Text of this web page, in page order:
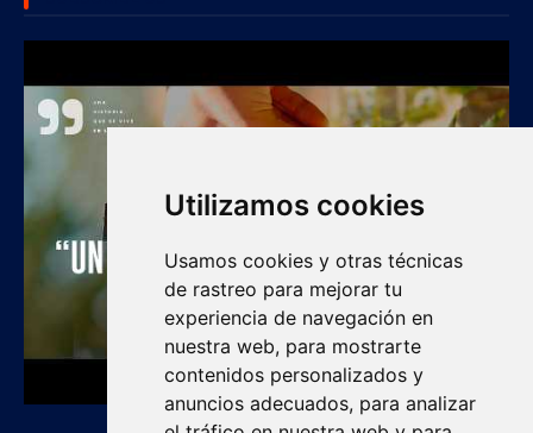
Utilizamos cookies
Usamos cookies y otras técnicas
de rastreo para mejorar tu
experiencia de navegación en
nuestra web, para mostrarte
contenidos personalizados y
anuncios adecuados, para analizar